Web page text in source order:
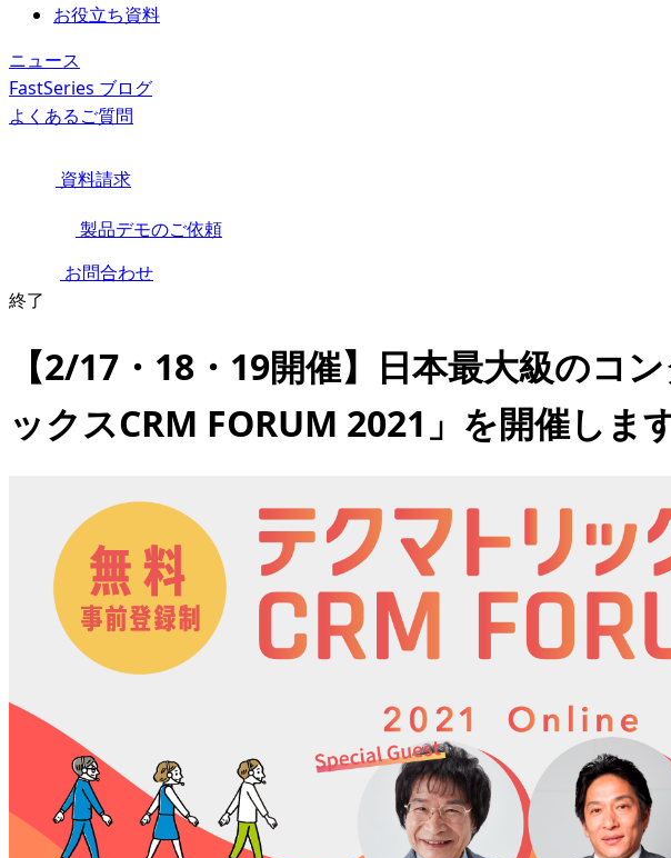
お役立ち資料
ニュース
FastSeries ブログ
よくあるご質問
資料請求
製品デモのご依頼
お問合わせ
終了
【2/17・18・19開催】日本最大級のコ
ックスCRM FORUM 2021」を開催しま